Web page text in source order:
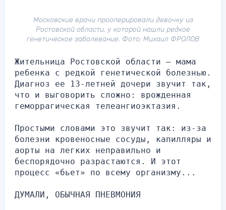
Московские врачи прооперировали девочку из
Ростовской области, у которой нашли редкое
генетическое заболевание. Фото: Михаил ФРОЛОВ
Жительница Ростовской области – мама
ребенка с редкой генетической болезнью.
Диагноз ее 13-летней дочери звучит так,
что и выговорить сложно: врожденная
геморрагическая телеангиоэктазия.
Простыми словами это звучит так: из-за
болезни кровеносные сосуды, капилляры и
аорты на легких неправильно и
беспорядочно разрастаются. И этот
процесс «бьет» по всему организму...
ДУМАЛИ, ОБЫЧНАЯ ПНЕВМОНИЯ